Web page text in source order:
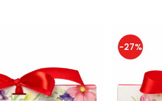
-27%